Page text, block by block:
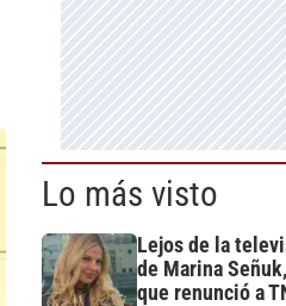
Lo más visto
Lejos de la
de Marina
que renunció a